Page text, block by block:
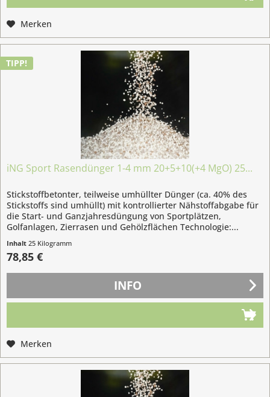
Merken
TIPP!
iNG Sport Rasendünger 1-4 mm 20+5+10(+4 MgO) 25...
Stickstoffbetonter, teilweise umhüllter Dünger (ca. 40% des
Stickstoffs sind umhüllt) mit kontrollierter Nähstoffabgabe für
die Start- und Ganzjahresdüngung von Sportplätzen,
Golfanlagen, Zierrasen und Gehölzflächen Technologie:...
Inhalt 25 Kilogramm
(3,15 € / 1 Kilogramm)
78,85 €
INFO
Merken